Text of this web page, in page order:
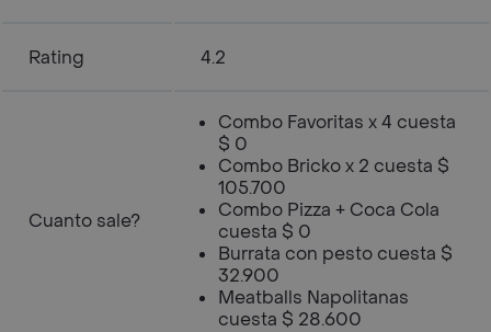
Rating 4.2
Cuanto sale?
Combo Favoritas x 4 cuesta
$ 0
Combo Bricko x 2 cuesta $
105.700
Combo Pizza + Coca Cola
cuesta $ 0
Burrata con pesto cuesta $
32.900
Meatballs Napolitanas
cuesta $ 28.600